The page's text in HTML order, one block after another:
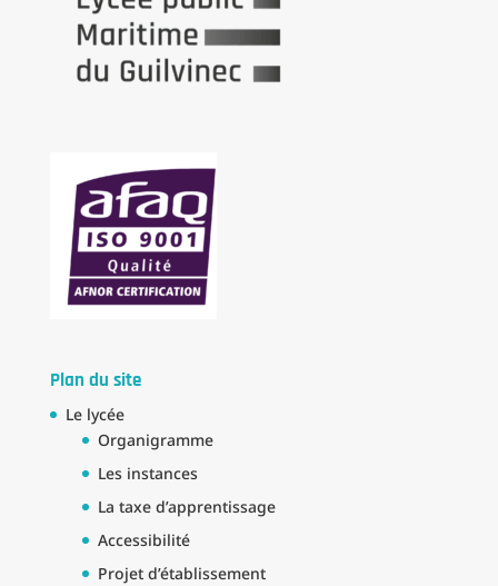
Plan du site
Le lycée
Organigramme
Les instances
La taxe d’apprentissage
Accessibilité
Projet d’établissement